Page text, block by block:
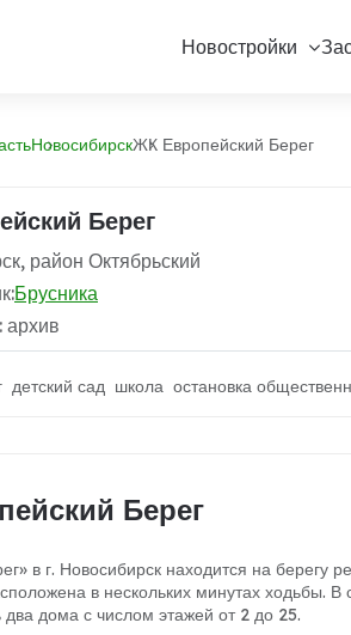
Новостройки
НовосибирскЖК Европейский Берег
Берег
район Октябрьский
Брусника
архив
детский сад школа остановка
Берег
в г. Новосибирск находится на берегу
в нескольких минутах ходьбы. В
дома с числом этажей от 2 до 25.